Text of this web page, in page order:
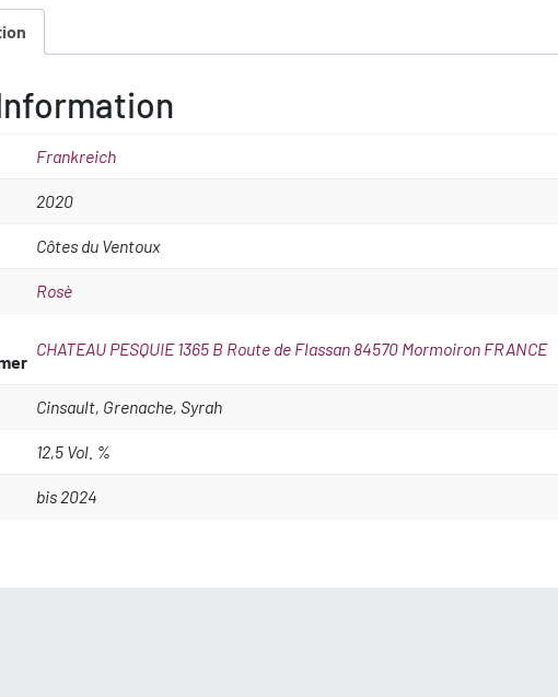
Frankreich
2020
Côtes du Ventoux
Rosè
CHATEAU PESQUIE 1365 B Route de Flassan 84570 Mormoiron FRANCE
Cinsault, Grenache, Syrah
12,5 Vol. %
bis 2024